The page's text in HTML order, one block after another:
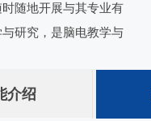
随地开展与其专业有
研究，是脑电教学与
介绍